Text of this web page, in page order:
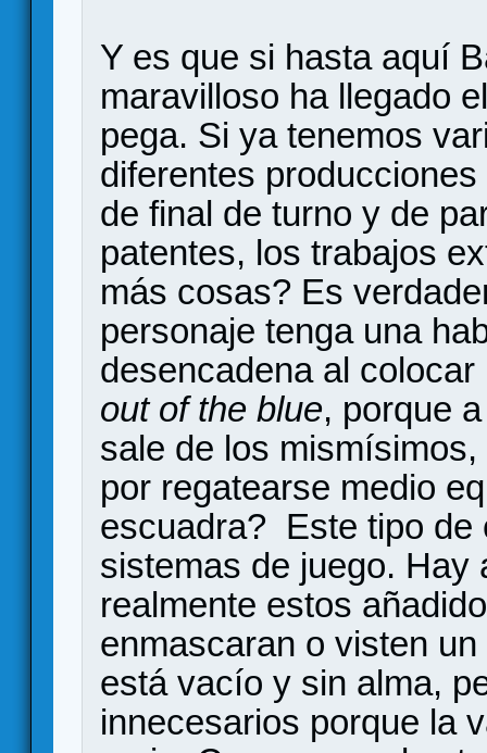
Y es que si hasta aquí
maravilloso ha llegado
pega. Si ya tenemos
diferentes
de final de turno y de
patentes, los trabajos
más cosas? Es
personaje tenga una
desencadena al
out of the blue, porque
sale de los
por regatearse medio
escuadra? Este tipo de
sistemas de juego. Hay
realmente estos
enmascaran o visten
está vacío y sin alma,
innecesarios porque la